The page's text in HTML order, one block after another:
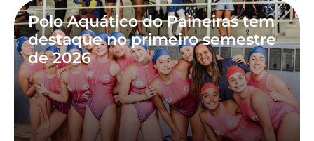
Polo Aquático do Paineiras tem
destaque no primeiro semestre
de 2026